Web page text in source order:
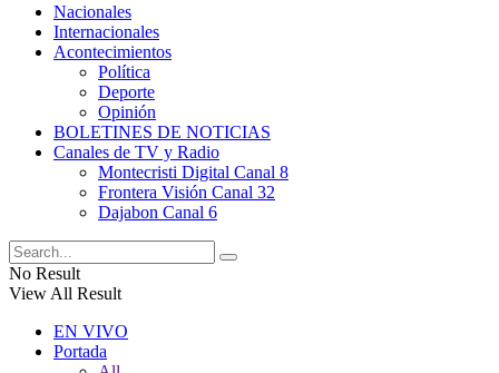
Nacionales
Internacionales
Acontecimientos
Política
Deporte
Opinión
BOLETINES DE NOTICIAS
Canales de TV y Radio
Montecristi Digital Canal 8
Frontera Visión Canal 32
Dajabon Canal 6
No Result
View All Result
EN VIVO
Portada